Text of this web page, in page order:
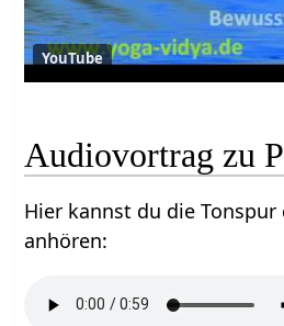
YouTube
Audiovortrag zu
Hier kannst du die Tonspur
anhören: